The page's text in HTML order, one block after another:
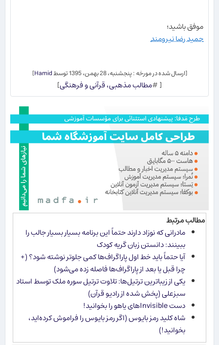
موفق باشید؛
حمید رضا نیرومند
[ارسال شده در مورخه : پنجشنبه، 28 بهمن، 1395 توسط Hamid
]
[ #مطالب مذهبی، قرآنی و فرهنگی]
مطالب مرتبط
مادرانی که نوزاد دارند حتماً این برنامه بسیار بسیار جالب را
ببینند: دانستن زبان گریه کودک
آیا حتماً باید خط اول پاراگراف‌ها کمی جلوتر نوشته شود؟ (+
چرا قبل یا بعد از پاراگراف‌ها فاصله زده می‌شود)
یکی از زیباترین ترتیل‌ها: تلاوت ترتیل سوره ملک توسط استاد
سبزعلی (پخش شده از رادیو قرآن)
دست Invisibleهای یاهو را بخوانید!
شاه كلید رمز بایوس (اگر رمز بایوس را فراموش كرده‌اید،
بخوانید!)